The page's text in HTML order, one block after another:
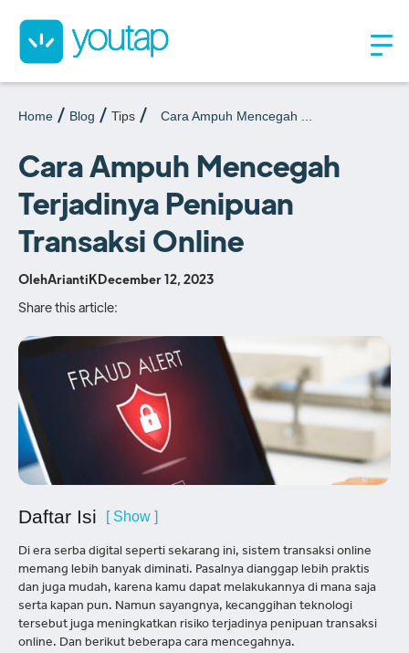
Home Blog Tips Cara Ampuh Mencegah ...
Cara Ampuh Mencegah
Terjadinya Penipuan
Transaksi Online
OlehAriantiKDecember 12, 2023
Share this article:
Daftar Isi [ Show ]
Di era serba digital seperti sekarang ini, sistem transaksi online
memang lebih banyak diminati. Pasalnya dianggap lebih praktis
dan juga mudah, karena kamu dapat melakukannya di mana saja
serta kapan pun. Namun sayangnya, kecanggihan teknologi
tersebut juga meningkatkan risiko terjadinya penipuan transaksi
online. Dan berikut beberapa cara mencegahnya.